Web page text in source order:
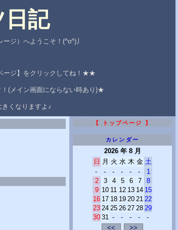
日記
ジ）へようこそ！(^o^)丿
ージ】をクリックしてね！★★
(メイン画面にならない時あり)★
きくなりますよ♪
【 トップページ 】
カレンダー
2026 年 8 月
日 月 火 水 木 金 土
-
- - - - -
1
2
3 4 5 6 7
8
9 10 11 12 13 14 15
16 17 18 19 20 21 22
23 24 25 26 27 28 29
30 31 - - - - -